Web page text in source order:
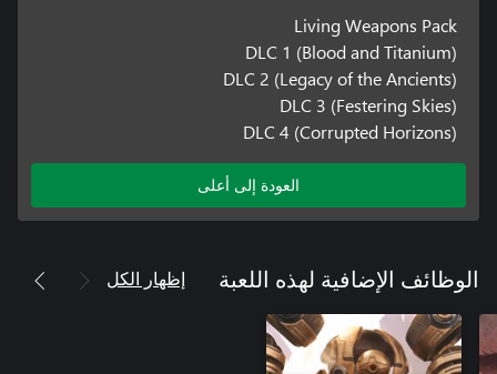
Living Weapons Pack
DLC 1 (Blood and Titanium)
DLC 2 (Legacy of the Ancients)
DLC 3 (Festering Skies)
DLC 4 (Corrupted Horizons)
العودة إلى أعلى
الوظائف الإضافية لهذه اللعبة إظهار الكل